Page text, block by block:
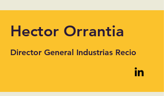
Hector Orrantia
Director General Industrias Recio